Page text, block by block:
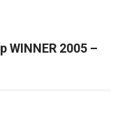
WINNER 2005 –